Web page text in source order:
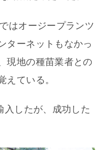
はオージープランツ
ターネットもなかっ
現地の種苗業者との
えている。
入したが、成功した